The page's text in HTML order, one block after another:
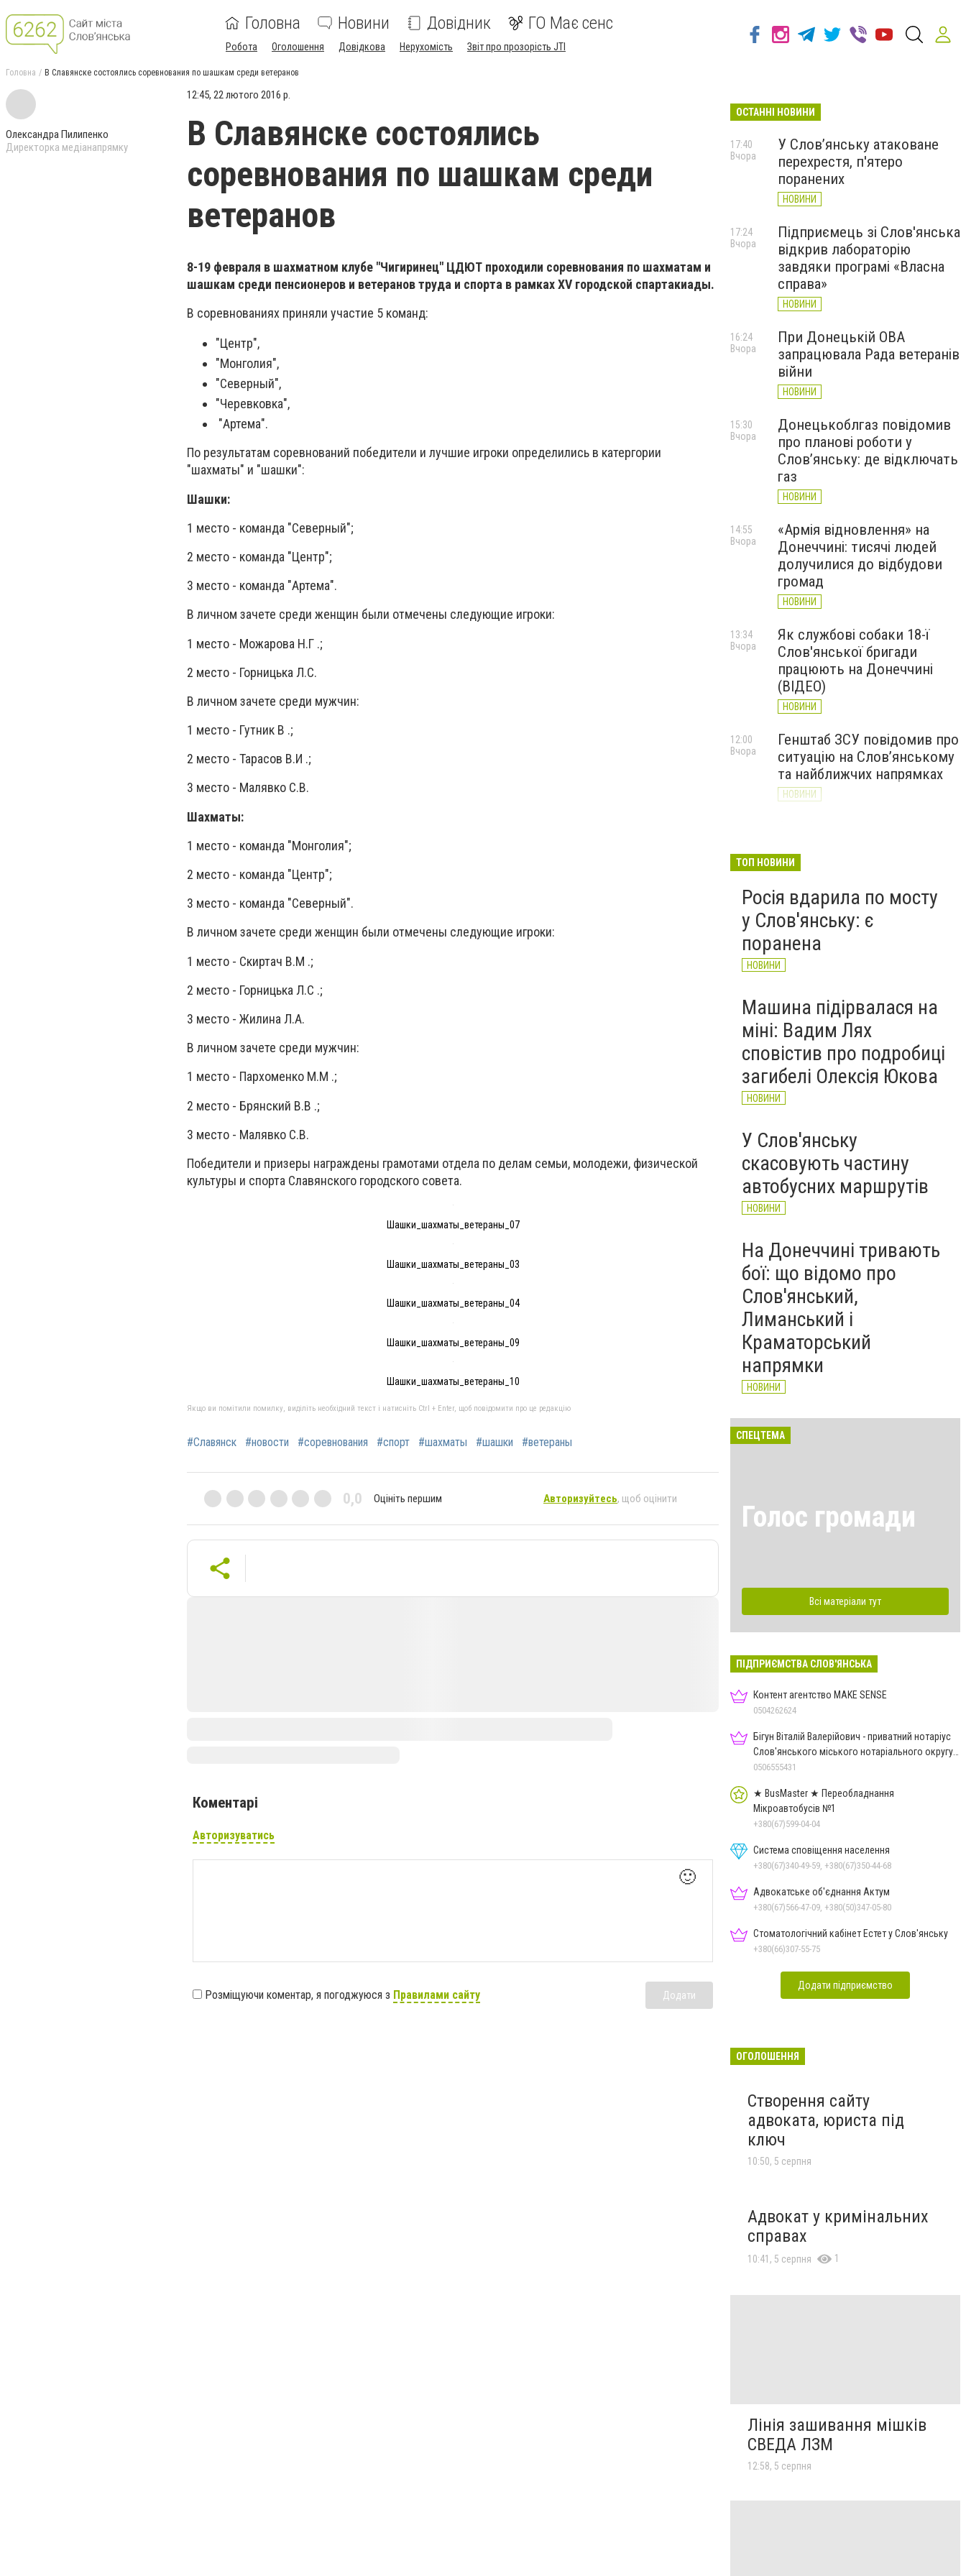
Головна Новини Довідник ГО Має сенс
Робота Оголошення Довідкова Нерухомість Звіт про прозорість JTI
Головна В Славянске состоялись соревнования по шашкам среди ветеранов
Олександра Пилипенко
Директорка медіанапрямку
12:45, 22 лютого 2016 р.
В Славянске состоялись
соревнования по шашкам среди
ветеранов
8-19 февраля в шахматном клубе "Чигиринец" ЦДЮТ проходили соревнования по шахматам и
шашкам среди пенсионеров и ветеранов труда и спорта в рамках ХV городской спартакиады.
В соревнованиях приняли участие 5 команд:
"Центр",
"Монголия",
"Северный",
"Черевковка",
"Артема".
По результатам соревнований победители и лучшие игроки определились в катергории
"шахматы" и "шашки":
Шашки:
1 место - команда "Северный";
2 место - команда "Центр";
3 место - команда "Артема".
В личном зачете среди женщин были отмечены следующие игроки:
1 место - Можарова Н.Г .;
2 место - Горницька Л.С.
В личном зачете среди мужчин:
1 место - Гутник В .;
2 место - Тарасов В.И .;
3 место - Малявко С.В.
Шахматы:
1 место - команда "Монголия";
2 место - команда "Центр";
3 место - команда "Северный".
В личном зачете среди женщин были отмечены следующие игроки:
1 место - Скиртач В.М .;
2 место - Горницька Л.С .;
3 место - Жилина Л.А.
В личном зачете среди мужчин:
1 место - Пархоменко М.М .;
2 место - Брянский В.В .;
3 место - Малявко С.В.
Победители и призеры награждены грамотами отдела по делам семьи, молодежи, физической
культуры и спорта Славянского городского совета.
Шашки_шахматы_ветераны_07
Шашки_шахматы_ветераны_03
Шашки_шахматы_ветераны_04
Шашки_шахматы_ветераны_09
Шашки_шахматы_ветераны_10
Якщо ви помітили помилку, виділіть необхідний текст і натисніть Ctrl + Enter, щоб повідомити про це редакцію
#Славянск #новости #соревнования #спорт #шахматы #шашки #ветераны
0,0 Оцініть першим Авторизуйтесь, щоб оцінити
Коментарі
Авторизуватись
🙂
Розміщуючи коментар, я погоджуюся з Правилами сайту Додати
ОСТАННІ НОВИНИ
У Слов’янську атаковане
перехрестя, п'ятеро
поранених
НОВИНИ
17:40
Вчора
Підприємець зі Слов'янська
відкрив лабораторію
завдяки програмі «Власна
справа»
НОВИНИ
17:24
Вчора
При Донецькій ОВА
запрацювала Рада ветеранів
війни
НОВИНИ
16:24
Вчора
Донецькоблгаз повідомив
про планові роботи у
Слов’янську: де відключать
газ
НОВИНИ
15:30
Вчора
«Армія відновлення» на
Донеччині: тисячі людей
долучилися до відбудови
громад
НОВИНИ
14:55
Вчора
Як службові собаки 18-ї
Слов'янської бригади
працюють на Донеччині
(ВІДЕО)
НОВИНИ
13:34
Вчора
Генштаб ЗСУ повідомив про
ситуацію на Слов’янському
та найближчих напрямках
НОВИНИ
12:00
Вчора
великої війни: 7 серпня
ТОП НОВИНИ
Росія вдарила по мосту
у Слов'янську: є
поранена
НОВИНИ
Машина підірвалася на
міні: Вадим Лях
сповістив про подробиці
загибелі Олексія Юкова
НОВИНИ
У Слов'янську
скасовують частину
автобусних маршрутів
НОВИНИ
На Донеччині тривають
бої: що відомо про
Слов'янський,
Лиманський і
Краматорський
напрямки
НОВИНИ
СПЕЦТЕМА
Голос громади
Всі матеріали тут
ПІДПРИЄМСТВА СЛОВ'ЯНСЬКА
Контент агентство MAKE SENSE
0504262624
Бігун Віталій Валерійович - приватний нотаріус
Слов'янського міського нотаріального округу
Дон.обл.
0506555431
★ BusMaster ★ Переобладнання
Мікроавтобусів №1
+380(67)599-04-04
Система сповіщення населення
+380(67)340-49-59, +380(67)350-44-68
Адвокатське об'єднання Актум
+380(67)566-47-09, +380(50)347-05-80
Стоматологічний кабінет Естет у Слов'янську
+380(66)307-55-75
Додати підприємство
ОГОЛОШЕННЯ
Створення сайту
адвоката, юриста під
ключ
10:50, 5 серпня
Адвокат у кримінальних
справах
10:41, 5 серпня 1
Лінія зашивання мішків
СВЕДА ЛЗМ
12:58, 5 серпня